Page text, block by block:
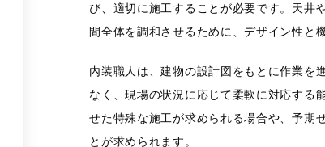
び、適切に施工することが必要です。天井
間全体を調和させるために、デザイン性と
内装職人は、建物の設計図をもとに作業を
なく、現場の状況に応じて柔軟に対応する
せた特殊な施工が求められる場合や、予期
とが求められます。